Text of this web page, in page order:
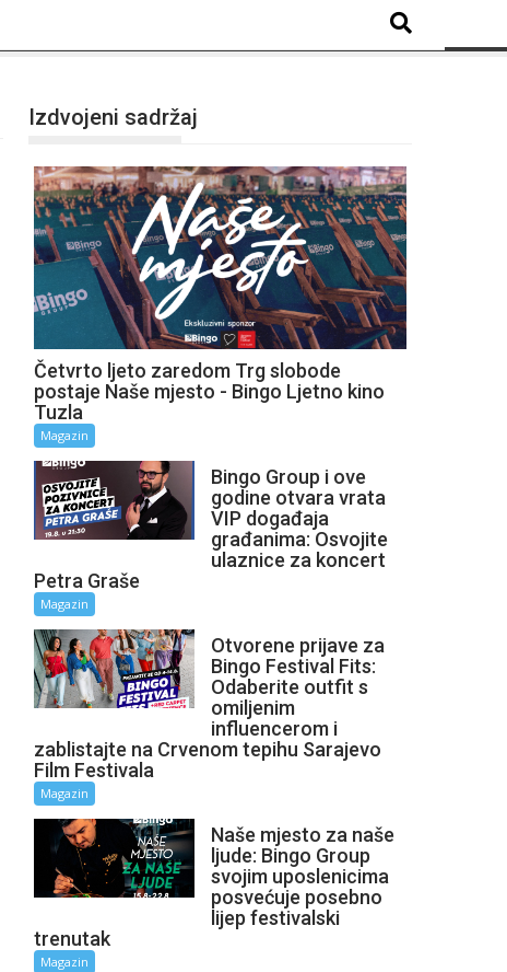
Izdvojeni sadržaj
Četvrto ljeto zaredom Trg slobode
postaje Naše mjesto - Bingo Ljetno kino
Tuzla
Magazin
Bingo Group i ove
godine otvara vrata
VIP događaja
građanima: Osvojite
ulaznice za koncert
Petra Graše
Magazin
Otvorene prijave za
Bingo Festival Fits:
Odaberite outfit s
omiljenim
influencerom i
zablistajte na Crvenom tepihu Sarajevo
Film Festivala
Magazin
Naše mjesto za naše
ljude: Bingo Group
svojim uposlenicima
posvećuje posebno
lijep festivalski
trenutak
Magazin